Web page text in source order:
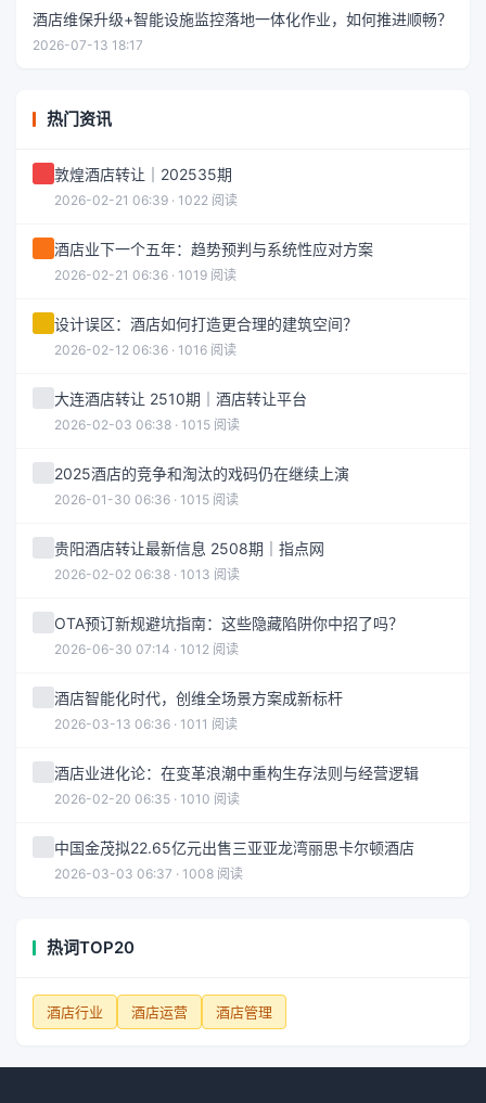
酒店维保升级+智能设施监控落地一体化作业，如何推进顺畅？
2026-07-13 18:17
热门资讯
敦煌酒店转让｜202535期
2026-02-21 06:39 · 1022 阅读
酒店业下一个五年：趋势预判与系统性应对方案
2026-02-21 06:36 · 1019 阅读
设计误区：酒店如何打造更合理的建筑空间？
2026-02-12 06:36 · 1016 阅读
大连酒店转让 2510期｜酒店转让平台
2026-02-03 06:38 · 1015 阅读
2025酒店的竞争和淘汰的戏码仍在继续上演
2026-01-30 06:36 · 1015 阅读
贵阳酒店转让最新信息 2508期｜指点网
2026-02-02 06:38 · 1013 阅读
OTA预订新规避坑指南：这些隐藏陷阱你中招了吗？
2026-06-30 07:14 · 1012 阅读
酒店智能化时代，创维全场景方案成新标杆
2026-03-13 06:36 · 1011 阅读
酒店业进化论：在变革浪潮中重构生存法则与经营逻辑
2026-02-20 06:35 · 1010 阅读
中国金茂拟22.65亿元出售三亚亚龙湾丽思卡尔顿酒店
2026-03-03 06:37 · 1008 阅读
热词TOP20
酒店行业 酒店运营 酒店管理